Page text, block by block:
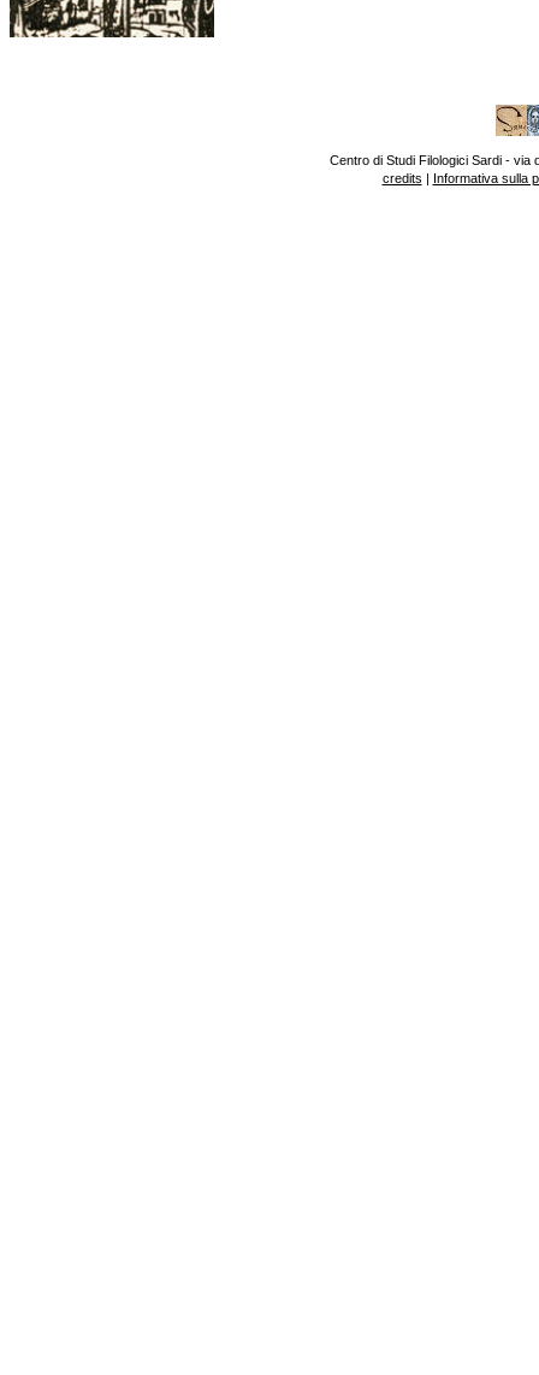
Centro di Studi Filologici Sardi - via
credits | Informativa sulla